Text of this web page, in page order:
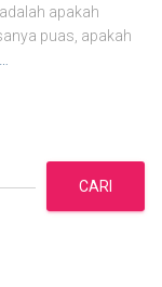
apakah
puas, apakah
CARI